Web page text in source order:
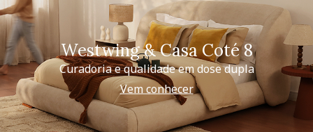
Westwing & Casa Coté 8
Curadoria e qualidade em dose dupla
Vem conhecer